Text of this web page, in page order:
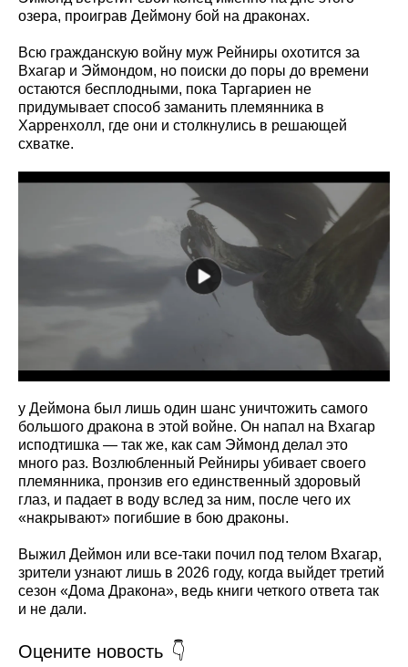
озера, проиграв Деймону бой на драконах.
Всю гражданскую войну муж Рейниры охотится за
Вхагар и Эймондом, но поиски до поры до времени
остаются бесплодными, пока Таргариен не
придумывает способ заманить племянника в
Харренхолл, где они и столкнулись в решающей
схватке.
у Деймона был лишь один шанс уничтожить самого
большого дракона в этой войне. Он напал на Вхагар
исподтишка — так же, как сам Эймонд делал это
много раз. Возлюбленный Рейниры убивает своего
племянника, пронзив его единственный здоровый
глаз, и падает в воду вслед за ним, после чего их
«накрывают» погибшие в бою драконы.
Выжил Деймон или все-таки почил под телом Вхагар,
зрители узнают лишь в 2026 году, когда выйдет третий
сезон «Дома Дракона», ведь книги четкого ответа так
и не дали.
Оцените новость